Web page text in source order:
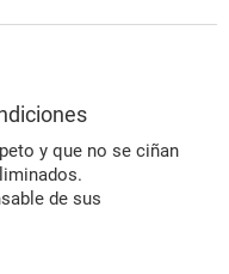
y que no se ciñan
de sus